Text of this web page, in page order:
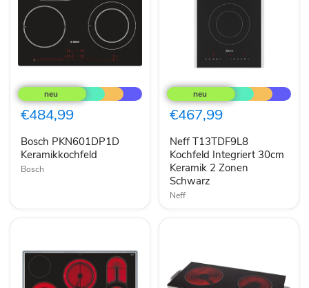
PKN601DP1D
Keramikkochfeld
€484,99
Bosch PKN601DP1D
Keramikkochfeld
Bosch
T13TDF9L8
Kochfeld
Integriert
30cm
2
Zonen
Schwarz
€467,99
Neff T13TDF9L8
Kochfeld Integriert 30cm
Keramik 2 Zonen
Schwarz
Neff